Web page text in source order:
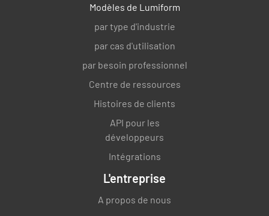
Modèles de Lumiform
par type d'industrie
par cas d'utilisation
par besoin professionnel
Centre de ressources
Histoires de clients
API pour les
développeurs
Intégrations
L'entreprise
A propos de nous